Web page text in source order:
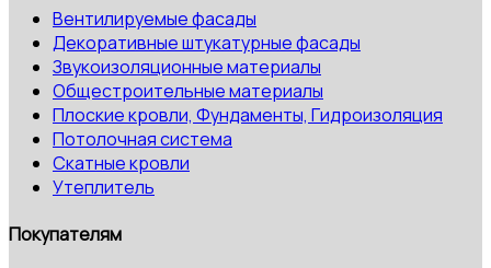
Вентилируемые фасады
Декоративные штукатурные фасады
Звукоизоляционные материалы
Общестроительные материалы
Плоские кровли, Фундаменты, Гидроизоляция
Потолочная система
Скатные кровли
Утеплитель
Покупателям